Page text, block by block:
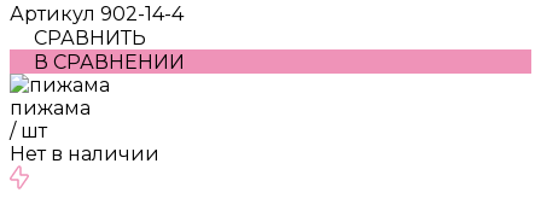
Артикул 902-14-4
СРАВНИТЬ
В СРАВНЕНИИ
пижама
/ шт
Нет в наличии